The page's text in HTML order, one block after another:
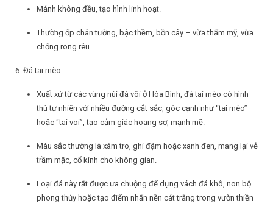
Mảnh không đều, tạo hình linh hoạt.
Thường ốp chân tường, bậc thềm, bồn cây – vừa thẩm mỹ, vừa
chống rong rêu.
6. Đá tai mèo
Xuất xứ từ các vùng núi đá vôi ở Hòa Bình, đá tai mèo có hình
thù tự nhiên với nhiều đường cắt sắc, góc cạnh như “tai mèo”
hoặc “tai voi”, tạo cảm giác hoang sơ, mạnh mẽ.
Màu sắc thường là xám tro, ghi đậm hoặc xanh đen, mang lại vẻ
trầm mặc, cổ kính cho không gian.
Loại đá này rất được ưa chuộng để dựng vách đá khô, non bộ
phong thủy hoặc tạo điểm nhấn nền cát trắng trong vườn thiền